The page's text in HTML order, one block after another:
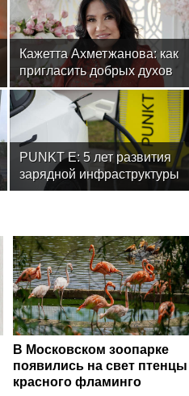
Кажетта Ахметжанова: как
пригласить добрых духов
в новый дом
PUNKT E: 5 лет развития
зарядной инфраструктуры
В Московском зоопарке
появились на свет птенцы
красного фламинго